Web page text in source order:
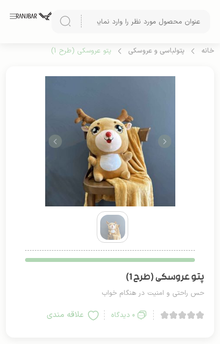
خانه پتولباسی و عروسکی پتو عروسکی (طرح 1)
پتو عروسکی (طرح 1)
حس راحتی و امنیت در هنگام خواب
0 دیدگاه علاقه مندی